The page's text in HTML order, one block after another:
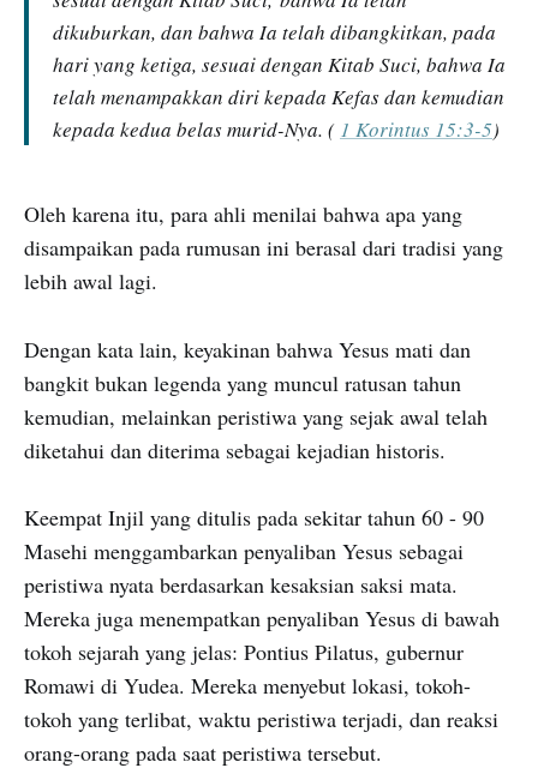
dikuburkan, dan bahwa Ia telah dibangkitkan, pada
hari yang ketiga, sesuai dengan Kitab Suci, bahwa Ia
telah menampakkan diri kepada Kefas dan kemudian
kepada kedua belas murid-Nya. ( 1 Korintus 15:3-5)
Oleh karena itu, para ahli menilai bahwa apa yang
disampaikan pada rumusan ini berasal dari tradisi yang
lebih awal lagi.
Dengan kata lain, keyakinan bahwa Yesus mati dan
bangkit bukan legenda yang muncul ratusan tahun
kemudian, melainkan peristiwa yang sejak awal telah
diketahui dan diterima sebagai kejadian historis.
Keempat Injil yang ditulis pada sekitar tahun 60 - 90
Masehi menggambarkan penyaliban Yesus sebagai
peristiwa nyata berdasarkan kesaksian saksi mata.
Mereka juga menempatkan penyaliban Yesus di bawah
tokoh sejarah yang jelas: Pontius Pilatus, gubernur
Romawi di Yudea. Mereka menyebut lokasi, tokoh-
tokoh yang terlibat, waktu peristiwa terjadi, dan reaksi
orang-orang pada saat peristiwa tersebut.